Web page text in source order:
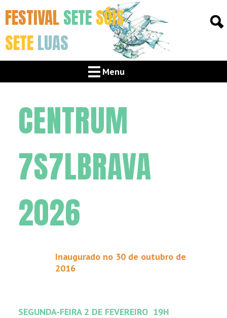
FESTIVALSETESÓIS
SETELUAS
Menu
CENTRUM
7S7LBRAVA
2026
Inaugurado no 30 de outubro de
2016
SEGUNDA-FEIRA 2 DE FEVEREIRO 19H